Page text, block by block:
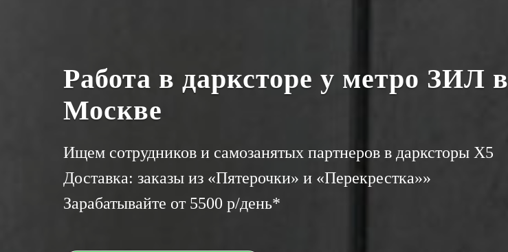
Работа в дарксторе у метро ЗИЛ в
Москве
Ищем сотрудников и самозанятых партнеров в дарксторы Х5
Доставка: заказы из «Пятерочки» и «Перекрестка»»
Зарабатывайте от 5500 р/день*